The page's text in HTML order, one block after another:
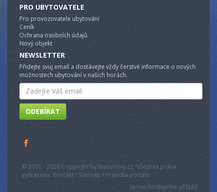
PRO UBYTOVATELE
Pro provozovatele ubytování
Ceník
Ochrana osobních údajů
Nový objekt
NEWSLETTER
Přidejte svuj email a dostávejte vždy čerstvé informace o nových
možnostech ubytování v našich horách.
Email
ODEBÍRAT
© 2001 - 2026 Copyright by NašeHory.cz. Všechna práva
vyhrazena. Kontakt / Sitemap / Pravidlá portálu
Server hostujeme uTELE3